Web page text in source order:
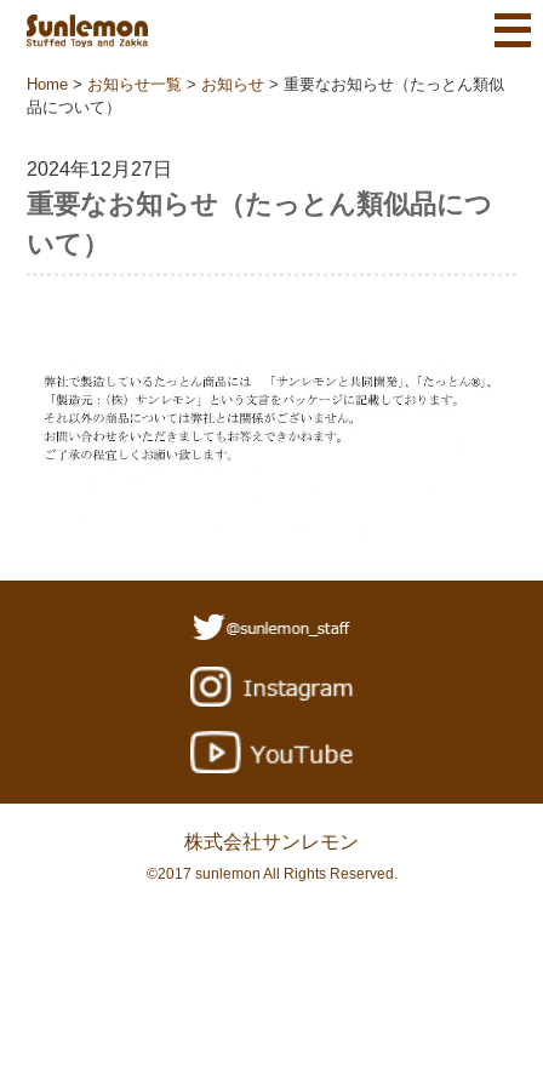
Home > お知らせ一覧 > お知らせ >重要なお知らせ（たっとん類似
品について）
2024年12月27日
重要なお知らせ（たっとん類似品につ
いて）
株式会社サンレモン
©2017 sunlemon All Rights Reserved.